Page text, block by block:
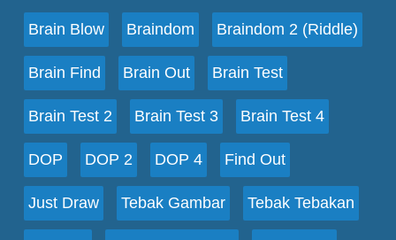
Brain Blow Braindom Braindom 2 (Riddle)
Brain Find Brain Out Brain Test
Brain Test 2 Brain Test 3 Brain Test 4
DOP DOP 2 DOP 4 Find Out
Just Draw Tebak Gambar Tebak Tebakan